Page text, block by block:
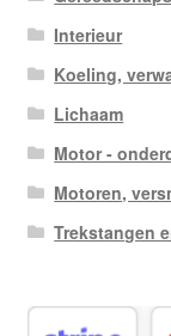
Interieur
Koeling,
Lichaam
Motor -
Motoren,
Trekstangen